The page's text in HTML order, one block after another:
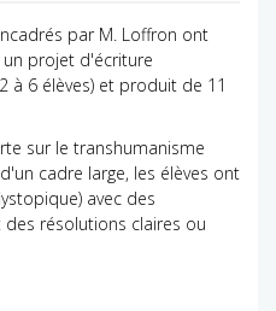
par M. Loffron ont
projet d'écriture
à 6 élèves) et produit de 11
sur le transhumanisme
cadre large, les élèves ont
avec des
résolutions claires ou